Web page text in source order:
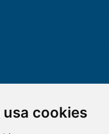
cookies